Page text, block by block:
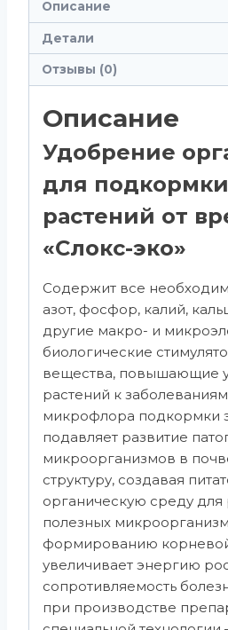
Описание
Детали
Отзывы (0)
Описание
Удобрение
для
растений от
«Слокс-эко»
Содержит все
азот, фосфор, калий,
другие макро- и
биологические
вещества, повышающие
растений к
микрофлора подкормки
подавляет развитие
микроорганизмов в
структуру, создавая
органическую среду для
полезных
формированию
увеличивает энергию
сопротивляемость
при производстве